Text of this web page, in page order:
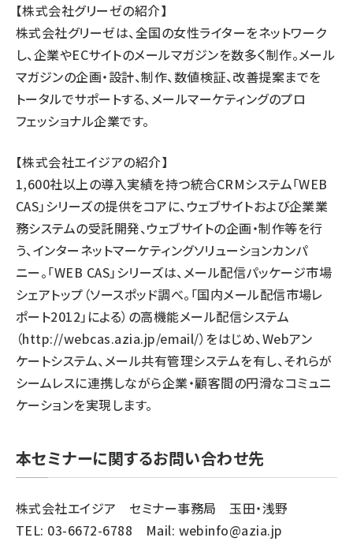
【株式会社グリーゼの紹介】
株式会社グリーゼは、全国の女性ライターをネットワーク
し、企業やECサイトのメールマガジンを数多く制作。メール
マガジンの企画・設計、制作、数値検証、改善提案までを
トータルでサポートする、メールマーケティングのプロ
フェッショナル企業です。
【株式会社エイジアの紹介】
1,600社以上の導入実績を持つ統合CRMシステム「WEB
CAS」シリーズの提供をコアに、ウェブサイトおよび企業業
務システムの受託開発、ウェブサイトの企画・制作等を行
う、インターネットマーケティングソリューションカンパ
ニー。「WEB CAS」シリーズは、メール配信パッケージ市場
シェアトップ（ソースポッド調べ。「国内メール配信市場レ
ポート2012」による）の高機能メール配信システム
（http://webcas.azia.jp/email/）をはじめ、Webアン
ケートシステム、メール共有管理システムを有し、それらが
シームレスに連携しながら企業・顧客間の円滑なコミュニ
ケーションを実現します。
本セミナーに関するお問い合わせ先
株式会社エイジア セミナー事務局 玉田・浅野
TEL: 03-6672-6788 Mail: webinfo@azia.jp